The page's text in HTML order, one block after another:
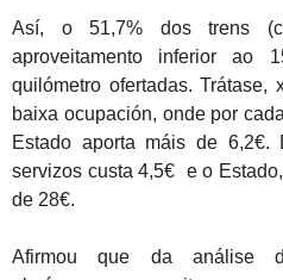
Así, o 51,7% dos trens
aproveitamento inferior ao
quilómetro ofertadas.
baixa ocupación, onde por
Estado aporta máis de
servizos custa 4,5€ e o
de 28€.
Afirmou que da análise